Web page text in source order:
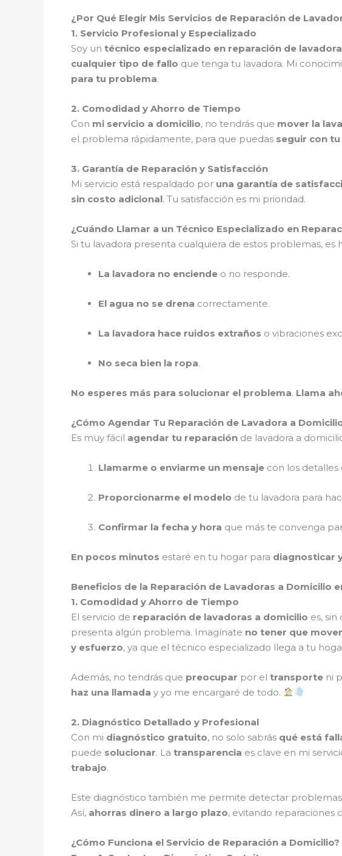
¿Por Qué Elegir Mis Servicios de Reparación de
1. Servicio Profesional y Especializado
Soy un técnico especializado en reparación de
cualquier tipo de fallo que tenga tu lavadora. Mi
para tu problema.
2. Comodidad y Ahorro de Tiempo
Con mi servicio a domicilio, no tendrás que mover la
el problema rápidamente, para que puedas seguir con tu
3. Garantía de Reparación y Satisfacción
Mi servicio está respaldado por una garantía de
sin costo adicional. Tu satisfacción es mi prioridad.
¿Cuándo Llamar a un Técnico Especializado en
Si tu lavadora presenta cualquiera de estos problemas, es
La lavadora no enciende o no responde.
El agua no se drena correctamente.
La lavadora hace ruidos extraños o vibraciones
No seca bien la ropa.
No esperes más para solucionar el problema. Llama
¿Cómo Agendar Tu Reparación de Lavadora a
Es muy fácil agendar tu reparación de lavadora a
Llamarme o enviarme un mensaje con los
Proporcionarme el modelo de tu lavadora para
Confirmar la fecha y hora que más te convenga
En pocos minutos estaré en tu hogar para diagnosticar
Beneficios de la Reparación de Lavadoras a Domicilio
1. Comodidad y Ahorro de Tiempo
El servicio de reparación de lavadoras a domicilio es,
presenta algún problema. Imagínate no tener que
y esfuerzo, ya que el técnico especializado llega a tu
Además, no tendrás que preocupar por el transporte ni
haz una llamada y yo me encargaré de todo.
2. Diagnóstico Detallado y Profesional
Con mi diagnóstico gratuito, no solo sabrás qué está
puede solucionar. La transparencia es clave en mi
trabajo.
Este diagnóstico también me permite detectar problemas
Así, ahorras dinero a largo plazo, evitando reparaciones
¿Cómo Funciona el Servicio de Reparación a Domicilio?